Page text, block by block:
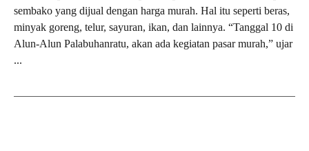
sembako yang dijual dengan harga murah. Hal itu seperti beras,
minyak goreng, telur, sayuran, ikan, dan lainnya. “Tanggal 10 di
Alun-Alun Palabuhanratu, akan ada kegiatan pasar murah,” ujar
...